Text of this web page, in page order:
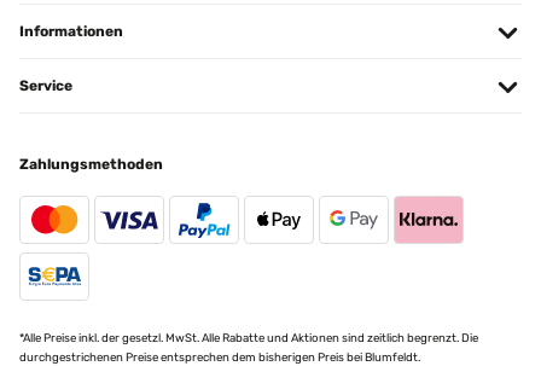
Informationen
Service
Zahlungsmethoden
*Alle Preise inkl. der gesetzl. MwSt. Alle Rabatte und Aktionen sind zeitlich begrenzt. Die
durchgestrichenen Preise entsprechen dem bisherigen Preis bei Blumfeldt.